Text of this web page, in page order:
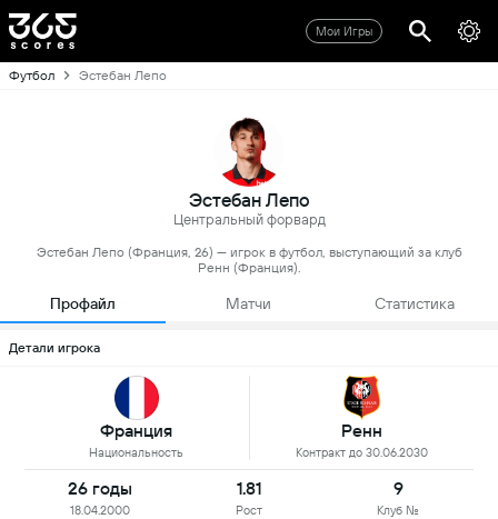
Мои Игры
Футбол Эстебан Лепо
Эстебан Лепо
Центральный форвард
Эстебан Лепо (Франция, 26) — игрок в футбол, выступающий за клуб
Ренн (Франция).
Профайл Матчи Статистика
Детали игрока
Франция
Национальность
Ренн
Контракт до 30.06.2030
26 годы
18.04.2000
1.81
Рост
9
Клуб №